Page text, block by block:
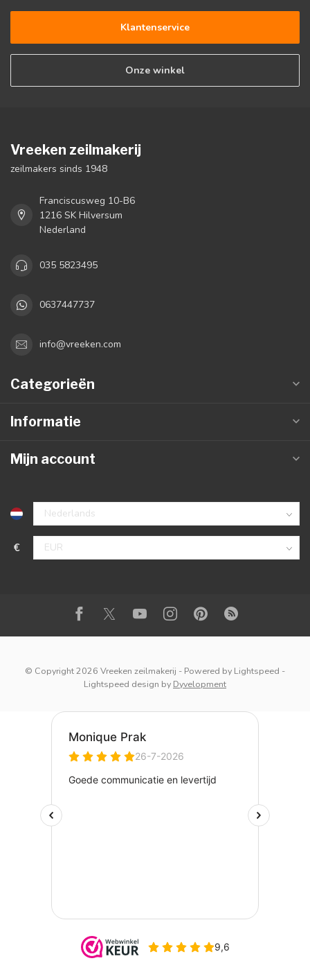
Klantenservice
Onze winkel
Vreeken zeilmakerij
zeilmakers sinds 1948
Franciscusweg 10-B6
1216 SK Hilversum
Nederland
035 5823495
0637447737
info@vreeken.com
Categorieën
Informatie
Mijn account
€
© Copyright 2026 Vreeken zeilmakerij - Powered by Lightspeed -
Lightspeed design by Dyvelopment